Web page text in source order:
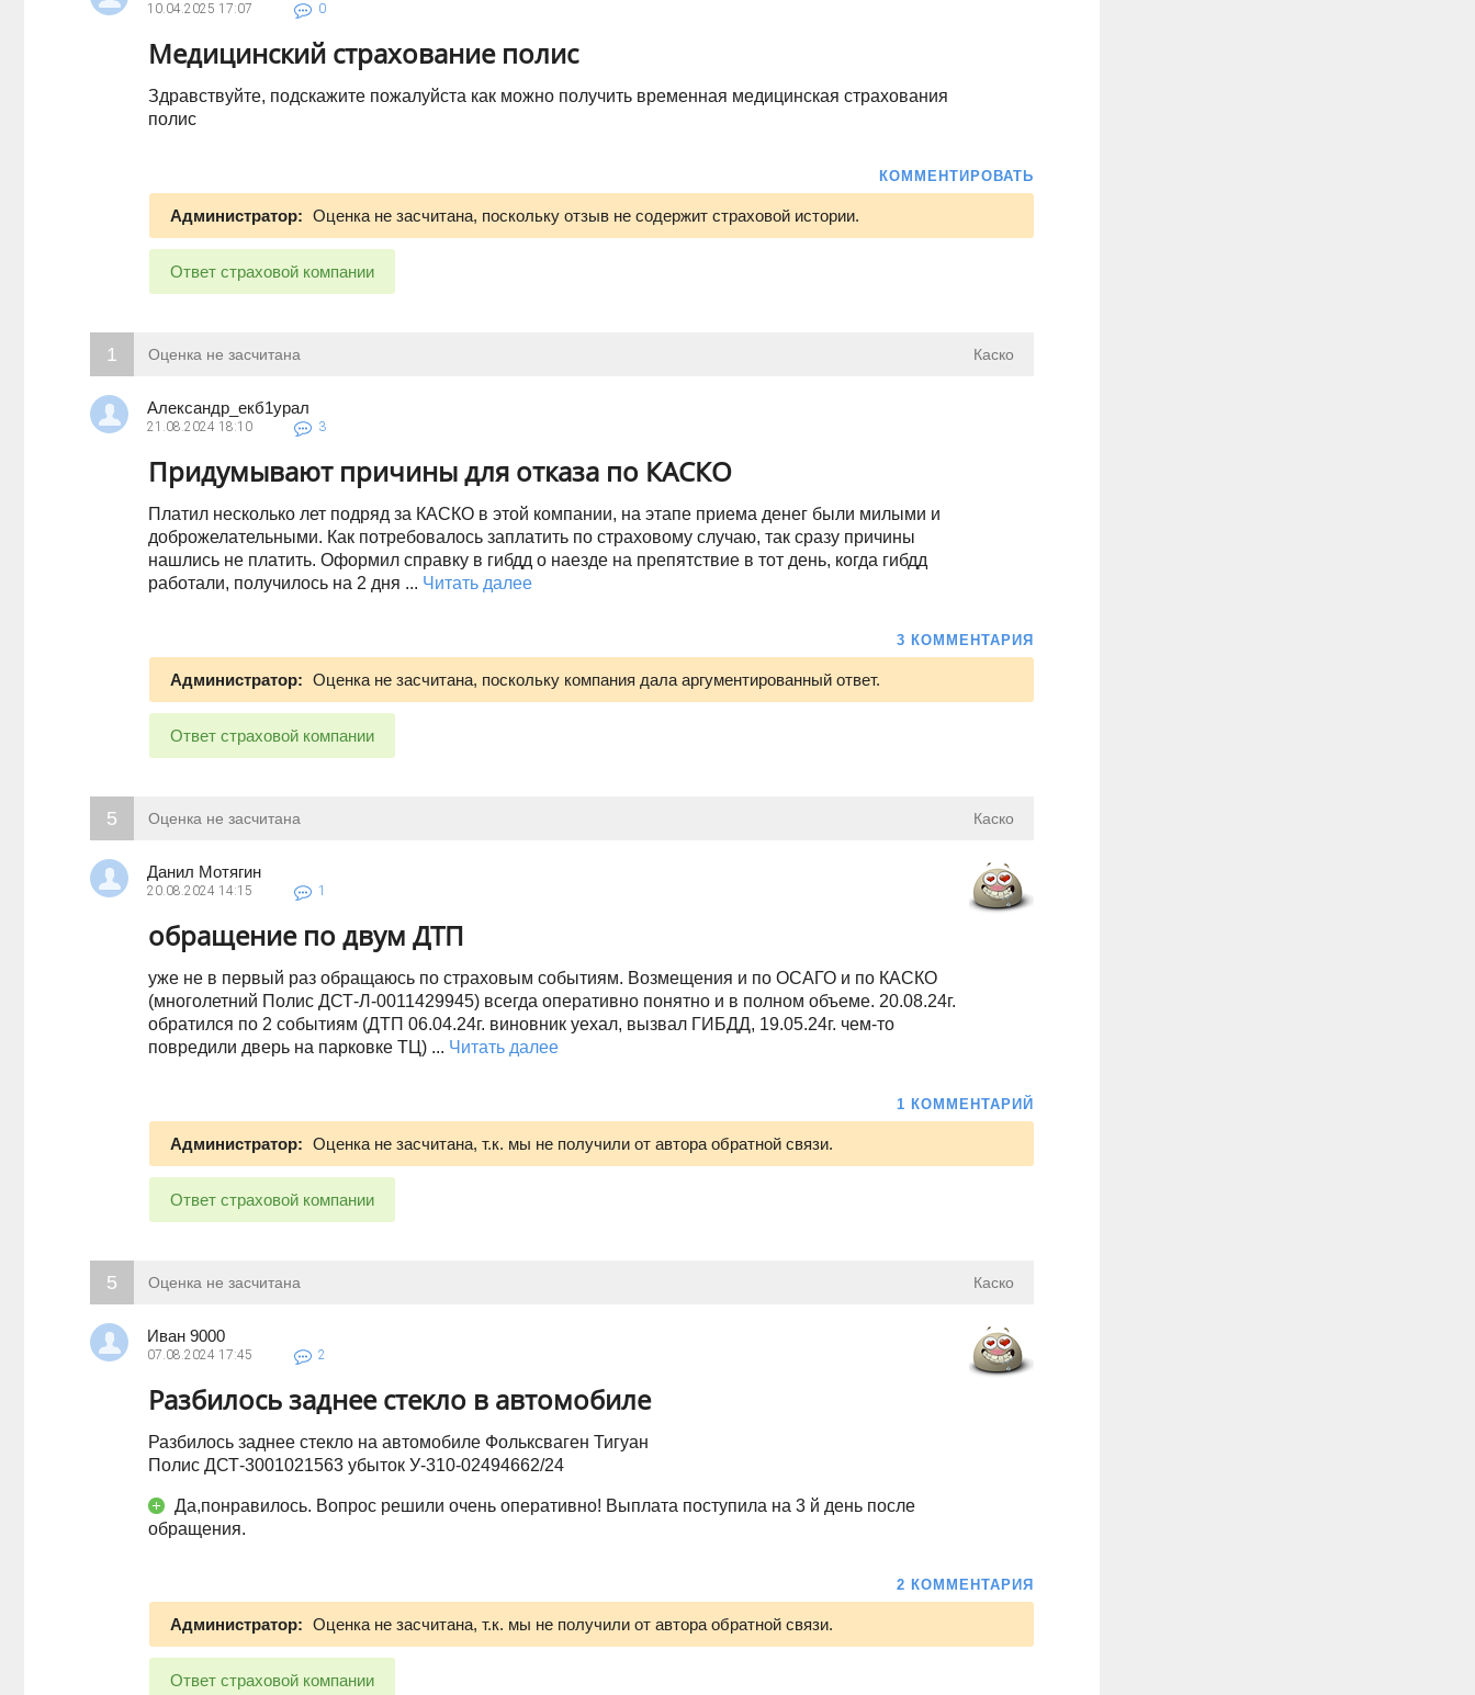
10.04.2025 17:07 0
Медицинский страхование полис
Здравствуйте, подскажите пожалуйста как можно получить временная медицинская страхования
полис
КОММЕНТИРОВАТЬ
Администратор: Оценка не засчитана, поскольку отзыв не содержит страховой истории.
Ответ страховой компании
1 Оценка не засчитана Каско
Александр_екб1урал
21.08.2024 18:10 3
Придумывают причины для отказа по КАСКО
Платил несколько лет подряд за КАСКО в этой компании, на этапе приема денег были милыми и
доброжелательными. Как потребовалось заплатить по страховому случаю, так сразу причины
нашлись не платить. Оформил справку в гибдд о наезде на препятствие в тот день, когда гибдд
работали, получилось на 2 дня ... Читать далее
3 КОММЕНТАРИЯ
Администратор: Оценка не засчитана, поскольку компания дала аргументированный ответ.
Ответ страховой компании
5 Оценка не засчитана Каско
Данил Мотягин
20.08.2024 14:15 1
обращение по двум ДТП
уже не в первый раз обращаюсь по страховым событиям. Возмещения и по ОСАГО и по КАСКО
(многолетний Полис ДСТ-Л-0011429945) всегда оперативно понятно и в полном объеме. 20.08.24г.
обратился по 2 событиям (ДТП 06.04.24г. виновник уехал, вызвал ГИБДД, 19.05.24г. чем-то
повредили дверь на парковке ТЦ) ... Читать далее
1 КОММЕНТАРИЙ
Администратор: Оценка не засчитана, т.к. мы не получили от автора обратной связи.
Ответ страховой компании
5 Оценка не засчитана Каско
Иван 9000
07.08.2024 17:45 2
Разбилось заднее стекло в автомобиле
Разбилось заднее стекло на автомобиле Фольксваген Тигуан
Полис ДСТ-3001021563 убыток У-310-02494662/24
Да,понравилось. Вопрос решили очень оперативно! Выплата поступила на 3 й день после
обращения.
2 КОММЕНТАРИЯ
Администратор: Оценка не засчитана, т.к. мы не получили от автора обратной связи.
Ответ страховой компании